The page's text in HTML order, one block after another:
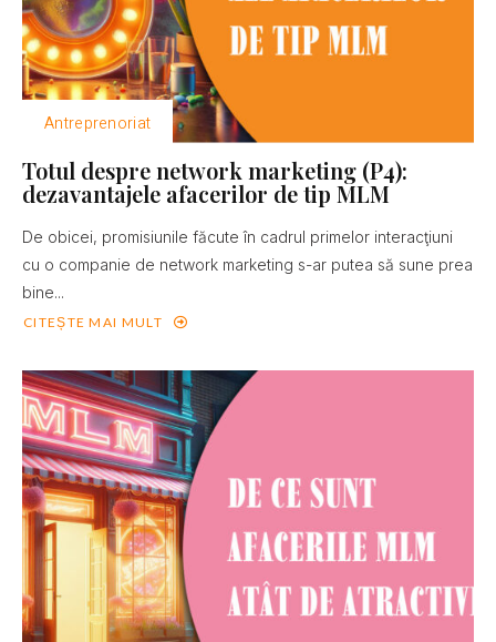
Antreprenoriat
Totul despre network marketing (P4):
dezavantajele afacerilor de tip MLM
De obicei, promisiunile făcute în cadrul primelor interacţiuni
cu o companie de network marketing s-ar putea să sune prea
bine...
CITEȘTE MAI MULT